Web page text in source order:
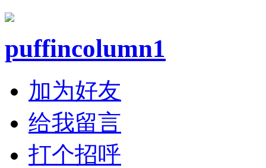
puffincolumn1
加为好友
给我留言
打个招呼